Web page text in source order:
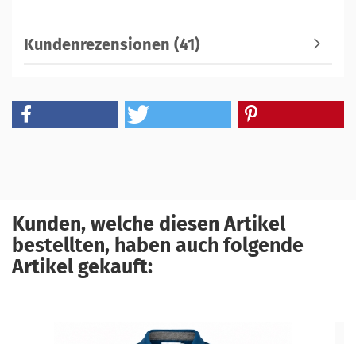
Kundenrezensionen (41)
Kunden, welche diesen Artikel
bestellten, haben auch folgende
Artikel gekauft: